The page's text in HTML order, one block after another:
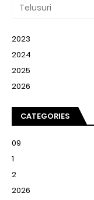
2023
2024
2025
2026
CATEGORIES
09
1
2
2026